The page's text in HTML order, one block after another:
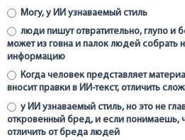
Могу, у ИИ узнаваемый стиль
люди пишут отвратительно, глупо и
может из говна и палок людей собрать
информацию
Когда человек представляет
вносит правки в ИИ-текст, отличить
у ИИ узнаваемый стиль, но это не
откровенный бред, и если понимаешь,
отличить от бреда людей